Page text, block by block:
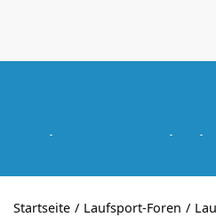
Kompressionsstrümpfe
Startseite Laufsport-Foren